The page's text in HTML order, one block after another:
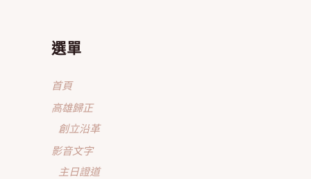
選單
首頁
高雄歸正
創立沿革
影音文字
主日證道